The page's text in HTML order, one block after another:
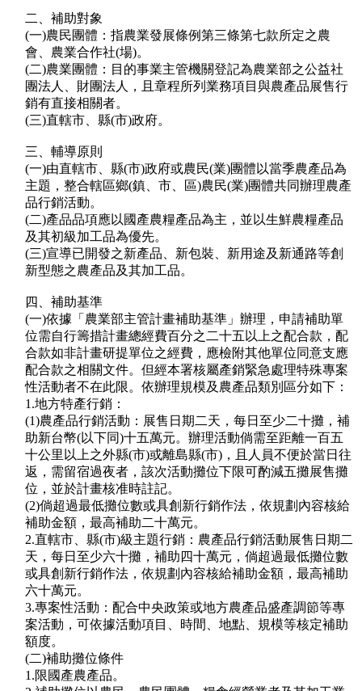
二、補助對象
(一)農民團體：指農業發展條例第三條第七款所定之農
會、農業合作社(場)。
(二)農業團體：目的事業主管機關登記為農業部之公益社
團法人、財團法人，且章程所列業務項目與農產品展售行
銷有直接相關者。
(三)直轄市、縣(市)政府。
三、輔導原則
(一)由直轄市、縣(市)政府或農民(業)團體以當季農產品為
主題，整合轄區鄉(鎮、市、區)農民(業)團體共同辦理農產
品行銷活動。
(二)產品品項應以國產農糧產品為主，並以生鮮農糧產品
及其初級加工品為優先。
(三)宣導已開發之新產品、新包裝、新用途及新通路等創
新型態之農產品及其加工品。
四、補助基準
(一)依據「農業部主管計畫補助基準」辦理，申請補助單
位需自行籌措計畫總經費百分之二十五以上之配合款，配
合款如非計畫研提單位之經費，應檢附其他單位同意支應
配合款之相關文件。但經本署核屬產銷緊急處理特殊專案
性活動者不在此限。依辦理規模及農產品類別區分如下：
1.地方特產行銷：
(1)農產品行銷活動：展售日期二天，每日至少二十攤，補
助新台幣(以下同)十五萬元。辦理活動倘需至距離一百五
十公里以上之外縣(市)或離島縣(市)，且人員不便於當日往
返，需留宿過夜者，該次活動攤位下限可酌減五攤展售攤
位，並於計畫核准時註記。
(2)倘超過最低攤位數或具創新行銷作法，依規劃內容核給
補助金額，最高補助二十萬元。
2.直轄市、縣(市)級主題行銷：農產品行銷活動展售日期二
天，每日至少六十攤，補助四十萬元，倘超過最低攤位數
或具創新行銷作法，依規劃內容核給補助金額，最高補助
六十萬元。
3.專案性活動：配合中央政策或地方農產品盛產調節等專
案活動，可依據活動項目、時間、地點、規模等核定補助
額度。
(二)補助攤位條件
1.限國產農產品。